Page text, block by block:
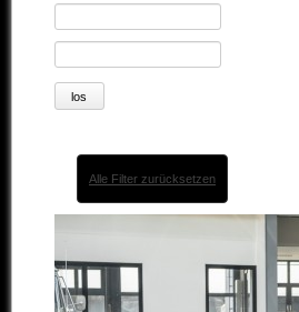
Alle Filter zurücksetzen